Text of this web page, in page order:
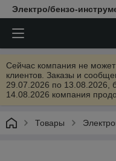
Электро/бензо-
Сейчас компания не может
клиентов. Заказы и
29.07.2026 по 13.08.2026,
14.08.2026 компания
Товары